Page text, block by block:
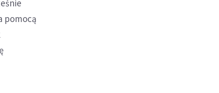
pomocą